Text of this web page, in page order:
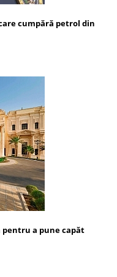
cumpără petrol din
pentru a pune capăt